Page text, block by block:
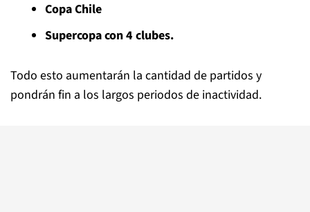
Copa Chile
Supercopa con 4 clubes.
Todo esto aumentarán la cantidad de partidos y
pondrán fin a los largos periodos de inactividad.